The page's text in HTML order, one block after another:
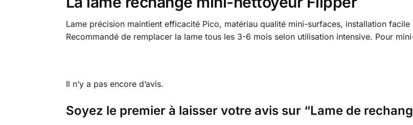
Lame précision maintient efficacité Pico, matériau qualité mini-surfaces, installation
Recommandé de remplacer la lame tous les 3-6 mois selon utilisation intensive. Pour
Il n’y a pas encore d’avis.
Soyez le premier à laisser votre avis sur “Lame de